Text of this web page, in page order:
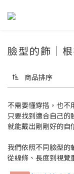
臉型的飾│
商品排序
不需要懂穿搭，也不
只要找到適合自己的
就能戴出剛剛好的自
我們依照不同臉型的
從線條、長度到視覺